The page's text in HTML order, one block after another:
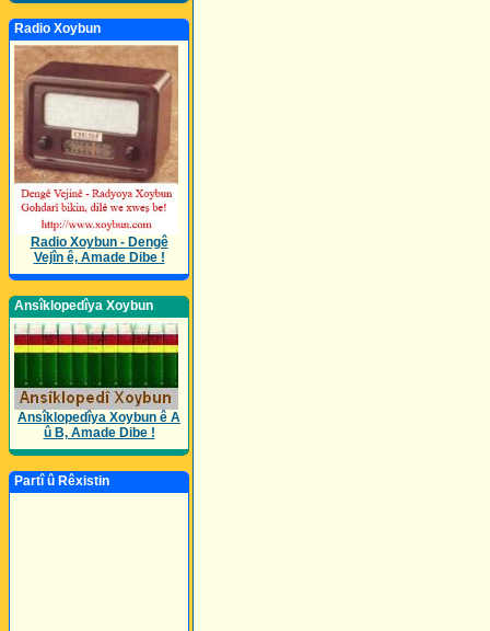
Radio Xoybun
Radio Xoybun - Dengê
Vejîn ê, Amade Dibe !
Ansîklopedîya Xoybun
Ansîklopedîya Xoybun ê A
û B, Amade Dibe !
Partî û Rêxistin